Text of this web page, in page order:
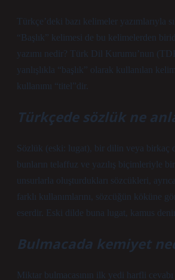
Türkçe’deki bazı kelimeler yazımlarıyla
“Başlık” kelimesi de bu kelimelerden
yazımı nedir? Türk Dil Kurumu’nun
yanlışlıkla “başlık” olarak kullanılan
kullanımı “titel”dir.
Türkçede sözlük ne
Sözlük (eski: lugat), bir dilin veya birkaç
bunların telaffuz ve yazılış biçimleriyle
unsurlarla oluşturdukları sözcükleri,
farklı kullanımlarını, sözcüğün köküne
eserdir. Eski dilde buna lugat, kamus
Bulmacada kemiyet
Miktar bulmacasının ilk yedi harfli